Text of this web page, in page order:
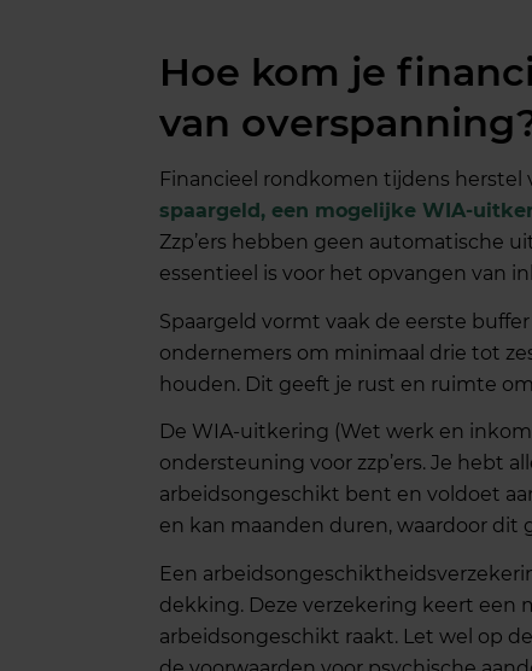
Hoe kom je
van
Financieel rondkomen tijdens herstel
spaargeld, een mogelijke WIA-
Zzp’ers hebben geen automatische
essentieel is voor het opvangen van
Spaargeld vormt vaak de eerste
ondernemers om minimaal drie tot
houden. Dit geeft je rust en ruimte
De WIA-uitkering (Wet werk en
ondersteuning voor zzp’ers. Je hebt
arbeidsongeschikt bent en voldoet
en kan maanden duren, waardoor dit
Een
dekking. Deze verzekering keert een
arbeidsongeschikt raakt. Let wel op